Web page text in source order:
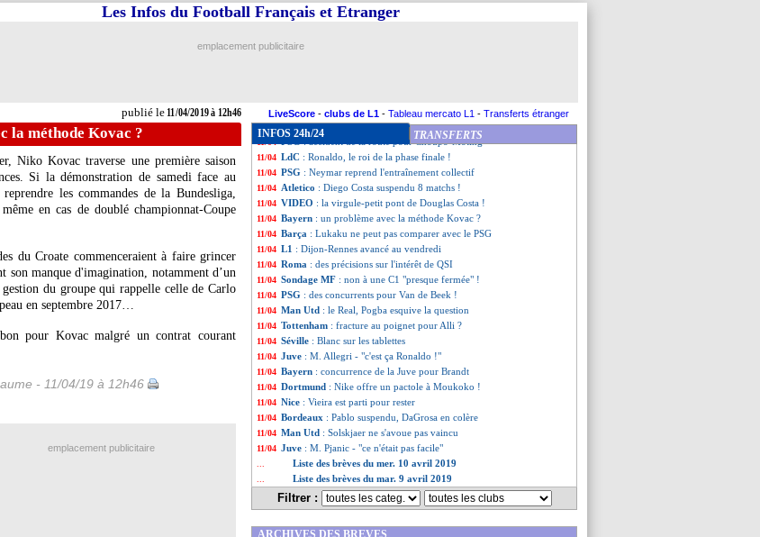
publié le11/04/2019 à 12h46
Les Infos du Football Français et Etranger
emplacement publicitaire
LiveScore - clubs de L1 - Tableau mercato L1 - Transferts étranger
la méthode Kovac ?
Niko Kovac traverse une première saison
Si la démonstration de samedi face au
les commandes de la Bundesliga,
en cas de doublé championnat-Coupe
du Croate commenceraient à faire grincer
son manque d'imagination, notamment d’un
du groupe qui rappelle celle de Carlo
en septembre 2017…
pour Kovac malgré un contrat courant
- 11/04/19 à 12h46
INFOS 24h/24 TRANSFERTS
11/04 Lille: Lopez compte embêter le PSG
11/04 Chelsea : Sarri cash sur Drinkwater
11/04 Man Utd
11/04 Francfort: Jovic pourrait finalement rester
11/04 OM: McCourt encore prêt à investir ?
: accident de la route pour Choupo-Moting
11/04 LdC : Ronaldo, le roi de la phase finale !
11/04 PSG : Neymar reprend l'entraînement collectif
11/04 Atletico : Diego Costa suspendu 8 matchs !
11/04 VIDEO : la virgule-petit pont de Douglas Costa !
11/04 Bayern : un problème avec la méthode Kovac ?
11/04 Barça : Lukaku ne peut pas comparer avec le PSG
11/04 L1 : Dijon-Rennes avancé au vendredi
11/04 Roma : des précisions sur l'intérêt de QSI
11/04 Sondage MF : non à une C1 "presque fermée" !
11/04 PSG : des concurrents pour Van de Beek !
11/04 Man Utd : le Real, Pogba esquive la question
11/04 Tottenham : fracture au poignet pour Alli ?
11/04 Séville : Blanc sur les tablettes
11/04 Juve : M. Allegri - "c'est ça Ronaldo !"
11/04 Bayern : concurrence de la Juve pour Brandt
11/04 Dortmund : Nike offre un pactole à Moukoko !
11/04 Nice : Vieira est parti pour rester
11/04 Bordeaux : Pablo suspendu, DaGrosa en colère
11/04 Man Utd : Solskjaer ne s'avoue pas vaincu
11/04 Juve : M. Pjanic - "ce n'était pas facile"
Liste des brèves du mer. 10 avril 2019
Liste des brèves du mar. 9 avril 2019
Filtrer :
emplacement publicitaire
ARCHIVES DES BREVES